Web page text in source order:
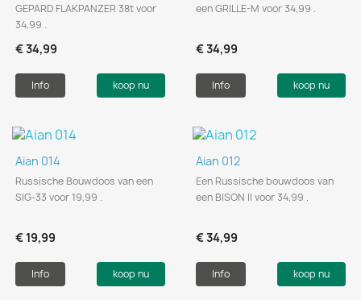
GEPARD FLAKPANZER 38t voor
34,99 .
€ 34,99
Info koop nu
een GRILLE-M voor 34,99 .
€ 34,99
Info koop nu
Aian 014
Russische Bouwdoos van een
SIG-33 voor 19,99 .
€ 19,99
Info koop nu
Aian 012
Een Russische bouwdoos van
een BISON II voor 34,99 .
€ 34,99
Info koop nu